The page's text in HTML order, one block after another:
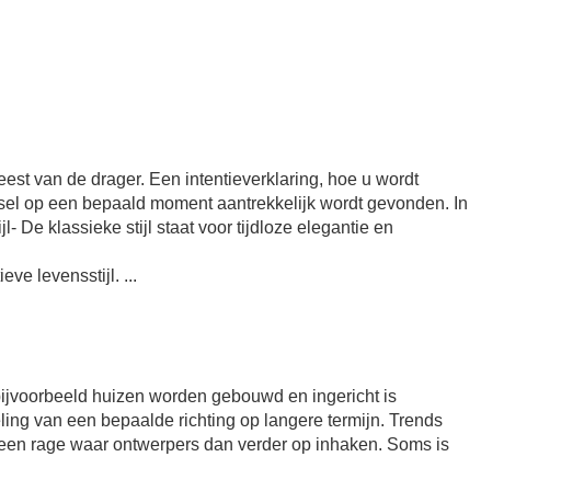
van de drager. Een intentieverklaring, hoe u wordt
op een bepaald moment aantrekkelijk wordt gevonden. In
De klassieke stijl staat voor tijdloze elegantie en
levensstijl. ...
huizen worden gebouwd en ingericht is
van een bepaalde richting op langere termijn. Trends
rage waar ontwerpers dan verder op inhaken. Soms is